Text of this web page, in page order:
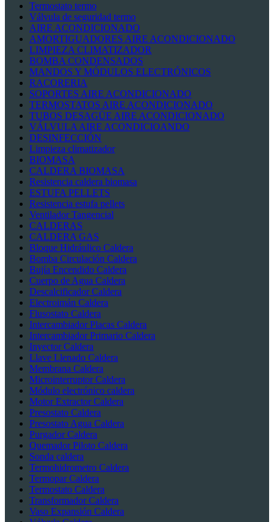
Termostato termo
Válvula de seguridad termo
AIRE ACONDICIONADO
AMORTIGUADORES AIRE ACONDICIONADO
LIMPIEZA CLIMATIZADOR
BOMBA CONDENSADOS
MANDOS Y MÓDULOS ELECTRÓNICOS
RACORERIA
SOPORTES AIRE ACONDICIONADO
TERMOSTATOS AIRE ACONDICIONADO
TUBOS DESAGÜE AIRE ACONDICIONADO
VÁLVULA AIRE ACONDICIOANDO
DESINFECCIÓN
Limpieza climatizador
BIOMASA
CALDERA BIOMASA
Resistencia caldera biomasa
ESTUFA PELLETS
Resistencia estufa pellets
Ventilador Tangencial
CALDERAS
CALDERA GAS
Bloque Hidráulico Caldera
Bomba Circulación Caldera
Bujía Encendido Caldera
Cuerpo de Agua Caldera
Descalcificador Caldera
Electroimán Caldera
Flusostato Caldera
Intercambiador Placas Caldera
Intercambiador Primario Caldera
Inyector Caldera
Llave Llenado Caldera
Membrana Caldera
Microinterruptor Caldera
Módulo electrónico caldera
Motor Extractor Caldera
Presostato Caldera
Presostato Agua Caldera
Purgador Caldera
Quemador Piloto Caldera
Sonda caldera
Termohidrometro Caldera
Termopar Caldera
Termostato Caldera
Transformador Caldera
Vaso Expansión Caldera